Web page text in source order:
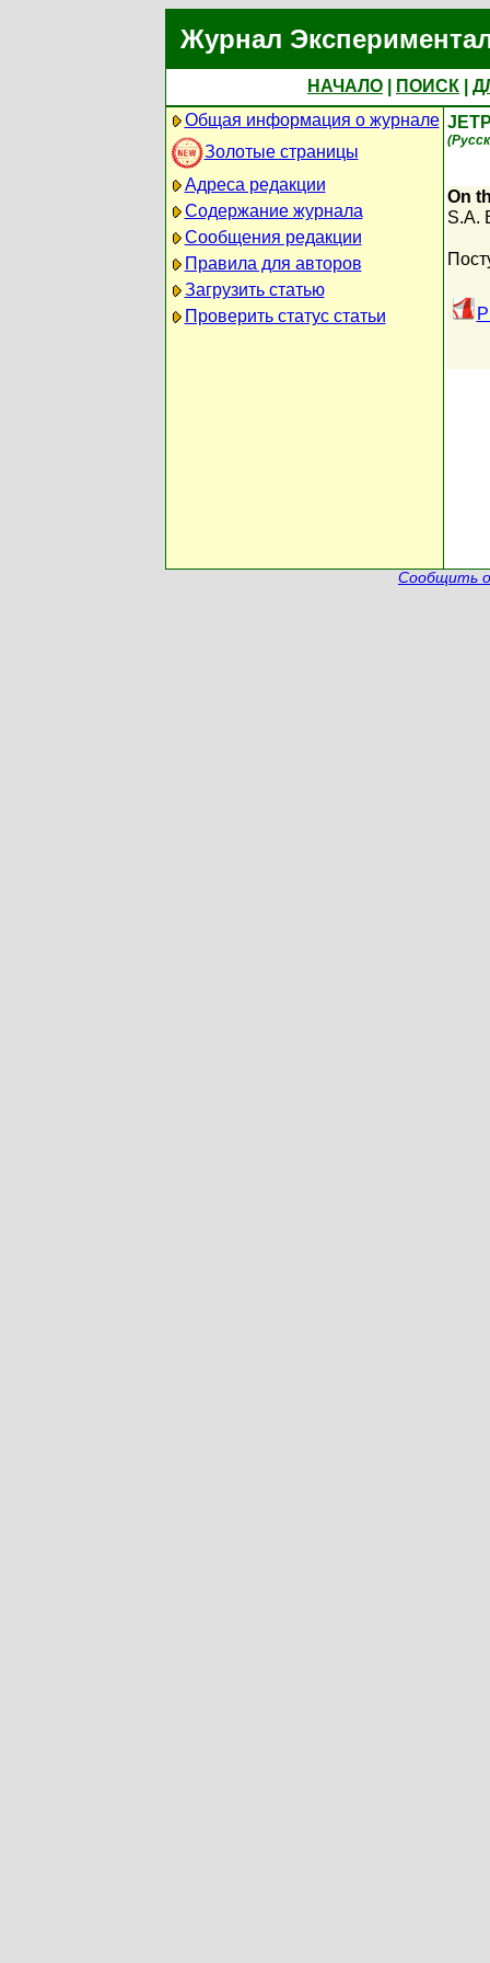
Журнал
НАЧАЛО ПОИСК
Общая информация о журнале
Золотые страницы
Адреса редакции
Содержание журнала
Сообщения редакции
Правила для авторов
Загрузить статью
Проверить статус статьи
On
S.A.
Сообщить о